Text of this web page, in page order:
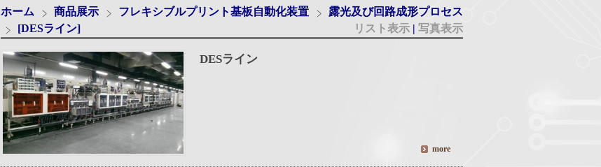
ホーム 商品展示 フレキシブルプリント基板自動化装置
露光及び回路成形プロセス
[DESライン]
リスト表示 | 写真表示
DESライン